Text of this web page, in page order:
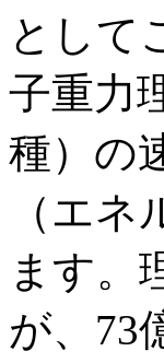
として
子重力
種）の
（エ
ます。
が、73